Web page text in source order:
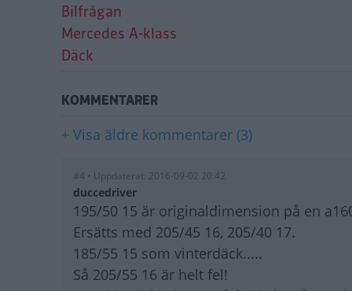
Bilfrågan
Mercedes A-klass
Däck
KOMMENTARER
+ Visa äldre kommentarer (3)
#4 • Uppdaterat: 2016-09-02 20:42
duccedriver
195/50 15 är originaldimension på en
Ersätts med 205/45 16, 205/40 17.
185/55 15 som vinterdäck.....
Så 205/55 16 är helt fel!